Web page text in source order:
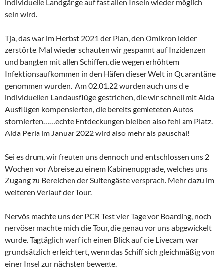
individuelle Landgänge auf fast allen Inseln wieder möglich
sein wird.
Tja, das war im Herbst 2021 der Plan, den Omikron leider
zerstörte. Mal wieder schauten wir gespannt auf Inzidenzen
und bangten mit allen Schiffen, die wegen erhöhtem
Infektionsaufkommen in den Häfen dieser Welt in Quarantäne
genommen wurden. Am 02.01.22 wurden auch uns die
individuellen Landausflüge gestrichen, die wir schnell mit Aida
Ausflügen kompensierten, die bereits gemieteten Autos
stornierten……echte Entdeckungen bleiben also fehl am Platz.
Aida Perla im Januar 2022 wird also mehr als pauschal!
Sei es drum, wir freuten uns dennoch und entschlossen uns 2
Wochen vor Abreise zu einem Kabinenupgrade, welches uns
Zugang zu Bereichen der Suitengäste versprach. Mehr dazu im
weiteren Verlauf der Tour.
Nervös machte uns der PCR Test vier Tage vor Boarding, noch
nervöser machte mich die Tour, die genau vor uns abgewickelt
wurde. Tagtäglich warf ich einen Blick auf die Livecam, war
grundsätzlich erleichtert, wenn das Schiff sich gleichmäßig von
einer Insel zur nächsten bewegte.